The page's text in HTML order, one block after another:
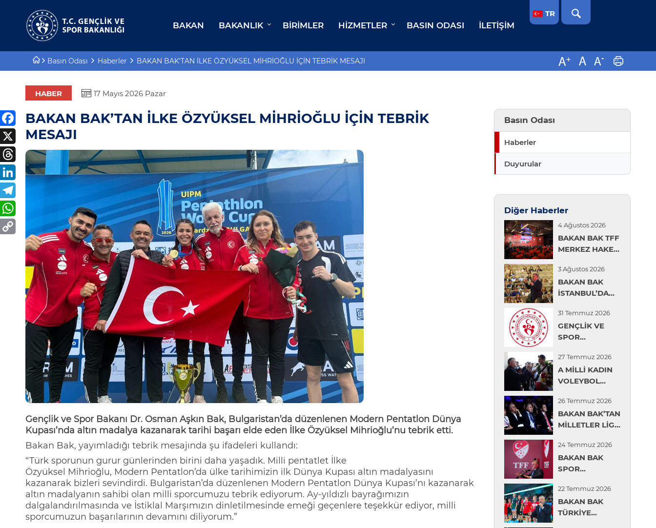
BAKAN BAKANLIK BIRIMLER HIZMETLER BASIN ODASI İLETIŞIM
TR
Basın Odası Haberler BAKAN BAK’TAN İLKE ÖZYÜKSEL MİHRİOĞLU İÇİN TEBRİK MESAJI
HABER 17 Mayıs 2026 Pazar
BAKAN BAK’TAN İLKE ÖZYÜKSEL MİHRİOĞLU İÇİN TEBRİK
MESAJI
Gençlik ve Spor Bakanı Dr. Osman Aşkın Bak, Bulgaristan’da düzenlenen Modern Pentatlon Dünya
Kupası’nda a ltın madalya kazanarak tarihi başarı elde eden İlke Özyüksel Mihrioğlu’nu tebrik etti.
Bakan Bak, yayımladığı tebrik mesajında şu ifadeleri kullandı:
“Türk sporunun gurur günlerinden birini daha yaşadık. Milli pentatlet İlke
Özyüksel Mihrioğlu, Modern Pentatlon’da ülke tarihimizin ilk Dünya Kupası altın madalyasını
kazanarak bizleri sevindirdi. Bulgaristan’da düzenlenen Modern Pentatlon Dünya Kupası’nı kazanarak
altın madalyanın sahibi olan milli sporcumuzu tebrik ediyorum. Ay-yıldızlı bayrağımızın
dalgalandırılmasında ve İstiklal Marşımızın dinletilmesinde emeği geçenlere teşekkür ediyor, milli
sporcumuzun başarılarının devamını diliyorum.”
Basın Odası
Haberler
Duyurular
Diğer Haberler
4 Ağustos 2026
BAKAN BAK TFF
MERKEZ HAKEM
SEMİNERİNDE
KONUŞTU
3 Ağustos 2026
BAKAN BAK
İSTANBUL’DA
BİR ARAYA
GELDİ
31 Temmuz 2026
GENÇLİK VE
SPOR
GENÇLERİN
ÜNİVERSİTE
TERCİHLERİNDE
REHBERLİK
DESTEĞİ
27 Temmuz 2026
A MİLLİ KADIN
VOLEYBOL
KARŞILAMA
TÖRENİ
DÜZENLENDİ
26 Temmuz 2026
BAKAN BAK’TAN
MİLLETLER LİGİ
MİLLİ KADIN
VOLEYBOL
TAKIMI’NA
24 Temmuz 2026
BAKAN BAK
SPOR
DEĞERLENDİRME
TOPLANTISI'NDA
KONUŞTU
22 Temmuz 2026
BAKAN BAK
TÜRKİYE
Bakan Yardımcıları
Tarihçe
Misyon, Vizyon
Teşkilat Şeması
Mevzuat
Kurumsal Kimlik
Planlar ve Raporlar
E-Hizmetler
Projeler
Proje Destekleri